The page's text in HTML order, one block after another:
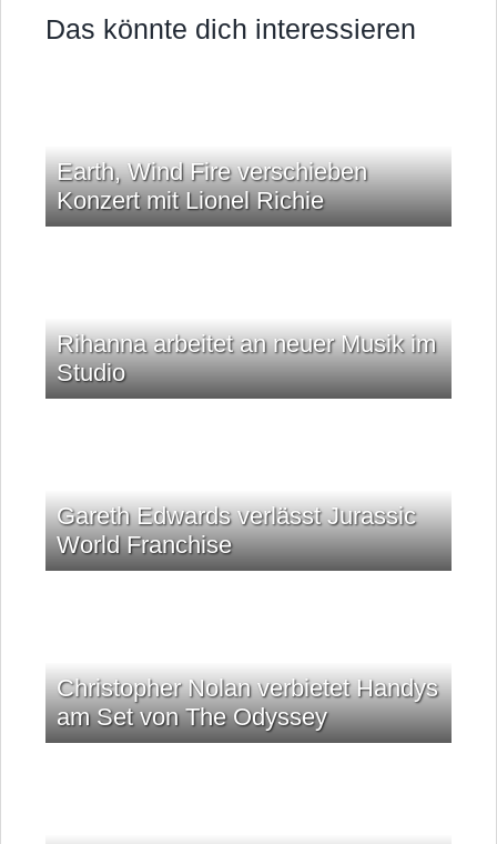
Das könnte dich interessieren
Earth, Wind Fire verschieben
Konzert mit Lionel Richie
Rihanna arbeitet an neuer Musik im
Studio
Gareth Edwards verlässt Jurassic
World Franchise
Christopher Nolan verbietet Handys
am Set von The Odyssey